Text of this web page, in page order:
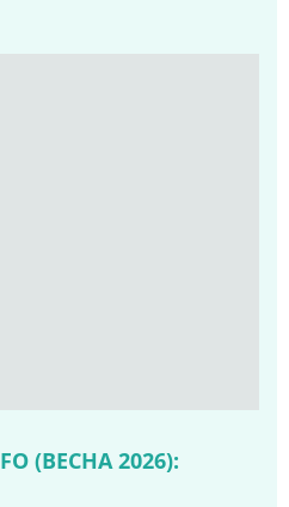
(ВЕСНА 2026):